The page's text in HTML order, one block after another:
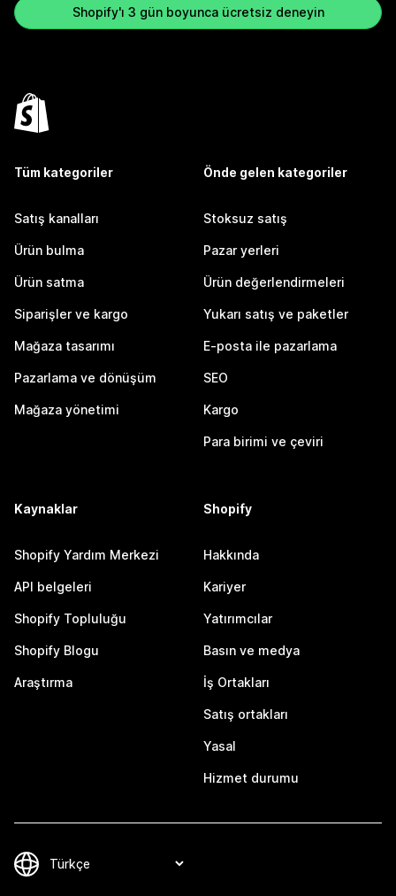
Shopify'ı 3 gün boyunca ücretsiz deneyin
Tüm kategoriler
Satış kanalları
Ürün bulma
Ürün satma
Siparişler ve kargo
Mağaza tasarımı
Pazarlama ve dönüşüm
Mağaza yönetimi
Önde gelen kategoriler
Stoksuz satış
Pazar yerleri
Ürün değerlendirmeleri
Yukarı satış ve paketler
E-posta ile pazarlama
SEO
Kargo
Para birimi ve çeviri
Kaynaklar
Shopify Yardım Merkezi
API belgeleri
Shopify Topluluğu
Shopify Blogu
Araştırma
Shopify
Hakkında
Kariyer
Yatırımcılar
Basın ve medya
İş Ortakları
Satış ortakları
Yasal
Hizmet durumu